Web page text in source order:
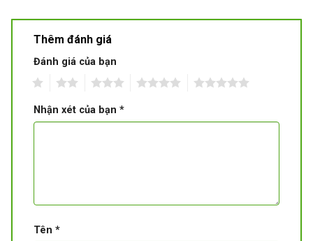
Thêm đánh giá
Đánh giá của bạn
Nhận xét của bạn *
Tên *